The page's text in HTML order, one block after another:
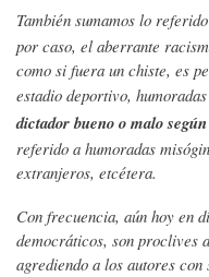
También sumamos lo
por caso, el aberrante
como si fuera un chiste, es
estadio deportivo,
dictador bueno o malo
referido a humoradas
extranjeros, etcétera.
Con frecuencia, aún hoy en
democráticos, son proclives
agrediendo a los autores